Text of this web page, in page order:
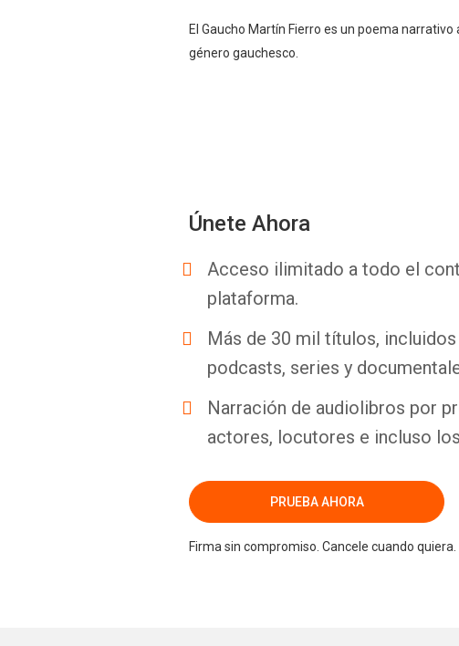
El Gaucho Martín Fierro es un poema
género gauchesco.
Únete Ahora
Acceso ilimitado a todo el
plataforma.
Más de 30 mil títulos,
podcasts, series y
Narración de audiolibros por
actores, locutores e incluso
PRUEBA AHORA
Firma sin compromiso. Cancele cuando quiera.